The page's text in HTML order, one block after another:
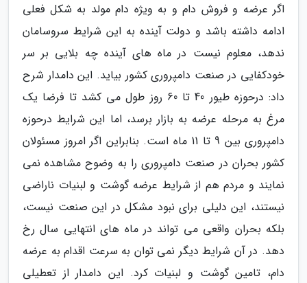
اگر عرضه و فروش دام و به ویژه دام مولد به شکل فعلی
ادامه داشته باشد و دولت آینده به این شرایط سروسامان
ندهد، معلوم نیست در ماه های آینده چه بلایی بر سر
خودکفایی در صنعت دامپروری کشور بیاید. این دامدار شرح
داد: درحوزه طیور 40 تا 60 روز طول می کشد تا فرضا یک
مرغ به مرحله عرضه به بازار برسد، اما این شرایط درحوزه
دامپروری بین 9 تا 11 ماه است. بنابراین اگر امروز مسئولان
کشور بحران در صنعت دامپروری را به وضوح مشاهده نمی
نمایند و مردم هم از شرایط عرضه گوشت و لبنیات ناراضی
نیستند، این دلیلی برای نبود مشکل در این صنعت نیست،
بلکه بحران واقعی می تواند در ماه های انتهایی سال رخ
دهد. در آن شرایط دیگر نمی توان به سرعت اقدام به عرضه
دام، تامین گوشت و لبنیات کرد. این دامدار از تعطیلی